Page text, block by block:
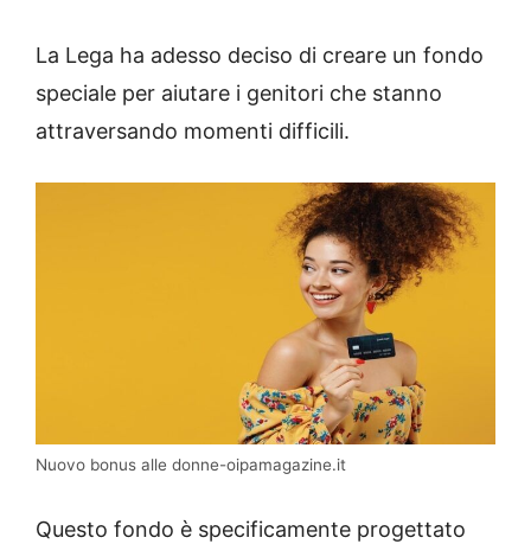
La Lega ha adesso deciso di creare un fondo
speciale per aiutare i genitori che stanno
attraversando momenti difficili.
Nuovo bonus alle donne-oipamagazine.it
Questo fondo è specificamente progettato